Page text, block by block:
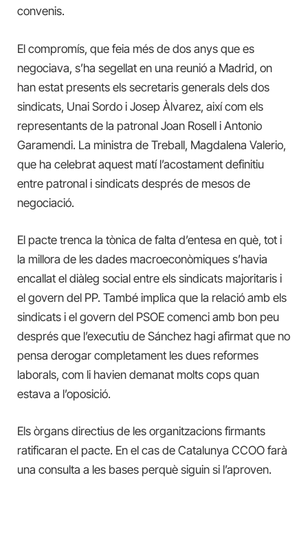
convenis.
El compromís, que feia més de dos anys que es
negociava, s’ha segellat en una reunió a Madrid, on
han estat presents els secretaris generals dels dos
sindicats, Unai Sordo i Josep Àlvarez, així com els
representants de la patronal Joan Rosell i Antonio
Garamendi. La ministra de Treball, Magdalena Valerio,
que ha celebrat aquest matí l’acostament definitiu
entre patronal i sindicats després de mesos de
negociació.
El pacte trenca la tònica de falta d’entesa en què, tot i
la millora de les dades macroeconòmiques s’havia
encallat el diàleg social entre els sindicats majoritaris i
el govern del PP. També implica que la relació amb els
sindicats i el govern del PSOE comenci amb bon peu
després que l’executiu de Sánchez hagi afirmat que no
pensa derogar completament les dues reformes
laborals, com li havien demanat molts cops quan
estava a l’oposició.
Els òrgans directius de les organitzacions firmants
ratificaran el pacte. En el cas de Catalunya CCOO farà
una consulta a les bases perquè siguin si l’aproven.